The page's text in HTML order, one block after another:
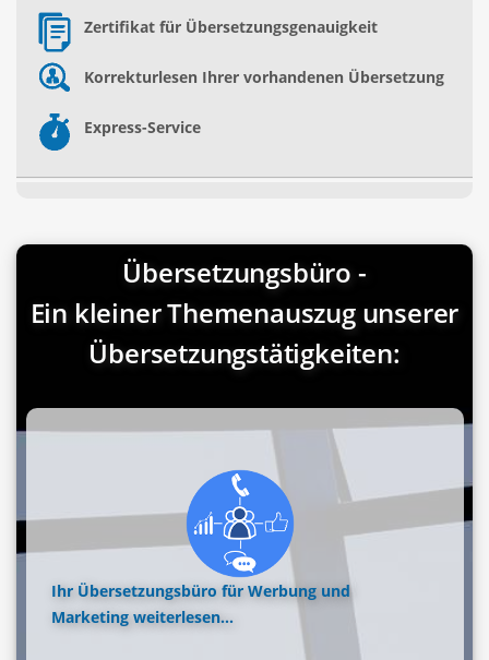
Zertifikat für Übersetzungsgenauigkeit
Korrekturlesen Ihrer vorhandenen Übersetzung
Express-Service
Übersetzungsbüro -
Ein kleiner Themenauszug unserer
Übersetzungstätigkeiten:
Ihr Übersetzungsbüro für Werbung und
Marketing weiterlesen...